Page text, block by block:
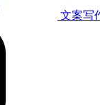
文案写